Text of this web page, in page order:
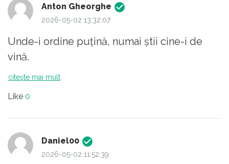
Anton Gheorghe
2026-05-02 13:32:07
Unde-i ordine puțină, numai știi cine-i de
vină.
citește mai mult
Like 0
Daniel00
2026-05-02 11:52:39